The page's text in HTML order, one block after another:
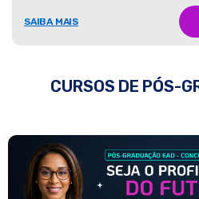
SAIBA MAIS
CURSOS DE PÓS-